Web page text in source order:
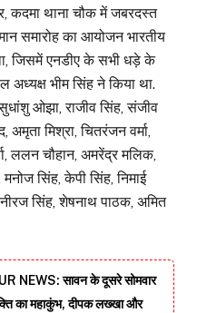
कदमा थाना चौक में जबरदस्त
समारोह का आयोजन भारतीय
जिसमें एनडीए के सभी धड़े के
अध्यक्ष भीम सिंह ने किया था.
ओझा, राजीव सिंह, संजीव
अमृता मिश्रा, चितरंजन वर्मा,
ललन चौहान, अमरेंद्र मलिक,
सिंह, केपी सिंह, निमाई
सिंह, शेषनाथ पाठक, अमित
NEWS: सावन के दूसरे सोमवार
का महाकुंभ, दीपक लख्खा और